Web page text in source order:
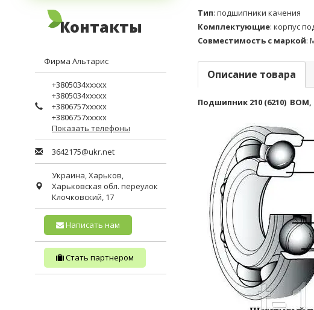
Тип: подшипники качения
Комплектующие: корпус
Совместимость с маркой:
Описание товара
Подшипник 210 (6210)
Контакты
Фирма Альтарис
+3805034xxxxx
+3805034xxxxx
+3806757xxxxx
+3806757xxxxx
Показать телефоны
3642175@ukr.net
Украина,Харьков,
Харьковская обл. переулок
Клочковский, 17
Написать нам
Стать партнером